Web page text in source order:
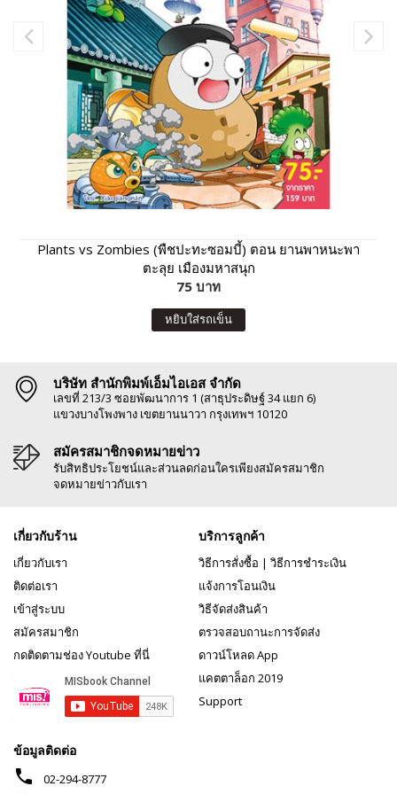
Plants vs Zombies (พืชปะทะซอมบี้) ตอน ยานพาหนะพา
ตะลุย เมืองมหาสนุก
75 บาท
หยิบใส่รถเข็น
บริษัท สำนักพิมพ์เอ็มไอเอส จำกัด
เลขที่ 213/3 ซอยพัฒนาการ 1 (สาธุประดิษฐ์ 34 แยก 6)
แขวงบางโพงพาง เขตยานนาวา กรุงเทพฯ 10120
สมัครสมาชิกจดหมายข่าว
รับสิทธิประโยชน์และส่วนลดก่อนใครเพียงสมัครสมาชิก
จดหมายข่าวกับเรา
เกี่ยวกับร้าน
เกี่ยวกับเรา
ติดต่อเรา
เข้าสู่ระบบ
สมัครสมาชิก
กดติดตามช่อง Youtube ที่นี่
บริการลูกค้า
วิธีการสั่งซื้อ | วิธีการชำระเงิน
แจ้งการโอนเงิน
วิธีจัดส่งสินค้า
ตรวจสอบถานะการจัดส่ง
ดาวน์โหลด App
แคตตาล็อก 2019
Support
ข้อมูลติดต่อ
phone 02-294-8777